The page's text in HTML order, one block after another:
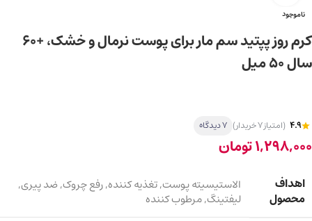
ناموجود
کرم روز پپتید سم مار برای پوست نرمال و خشک، +60
سال 50 میل
4.9 (امتیاز 7 خریدار) 7 دیدگاه
1,298,000تومان
اهداف
محصول
الاستیسیته پوست,تغذیه کننده,رفع چروک,ضد پیری,
لیفتینگ,مرطوب کننده